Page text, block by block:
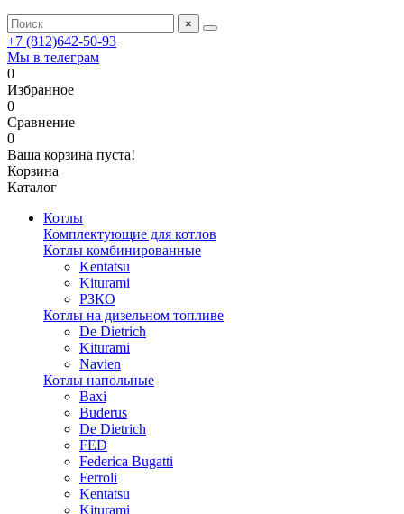
×
+7 (812)642-50-93
Мы в телеграм
0
Избранное
0
Сравнение
0
Ваша корзина пуста!
Корзина
Каталог
Котлы
Комплектующие для котлов
Котлы комбинированные
Kentatsu
Kiturami
РЗКО
Котлы на дизельном топливе
De Dietrich
Kiturami
Navien
Котлы напольные
Baxi
Buderus
De Dietrich
FED
Federica Bugatti
Ferroli
Kentatsu
Kiturami